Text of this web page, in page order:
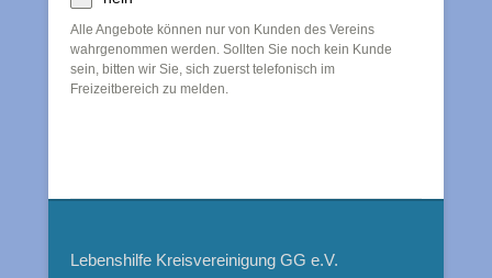
Alle Angebote können nur von Kunden des Vereins
wahrgenommen werden. Sollten Sie noch kein Kunde
sein, bitten wir Sie, sich zuerst telefonisch im
Freizeitbereich zu melden.
Lebenshilfe Kreisvereinigung GG e.V.